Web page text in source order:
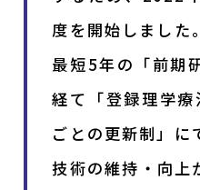
度を開始しました
最短5年の「前期
経て「登録理学
ごとの更新制」に
技術の維持・向上